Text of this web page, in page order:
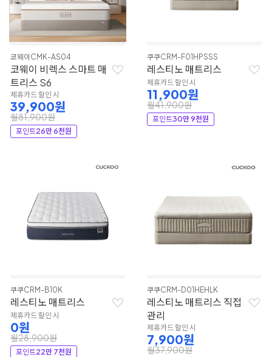
코웨이 CMK-AS04
코웨이 비렉스 스마트 매
트리스 S6
제휴카드 할인 시
39,900원
월81,900원
포인트26만 6천원
쿠쿠CRM-F01HPSSS
레스티노 매트리스
제휴카드 할인 시
11,900원
월41,900원
포인트30만 9천원
쿠쿠CRM-B10K
레스티노 매트리스
제휴카드 할인 시
0원
월28,900원
포인트22만 7천원
쿠쿠CRM-D01HEHLK
레스티노 매트리스 직접
관리
제휴카드 할인 시
7,900원
월37,900원